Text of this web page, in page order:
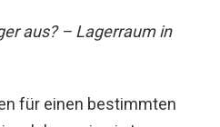
aus? – Lagerraum in
für einen bestimmten